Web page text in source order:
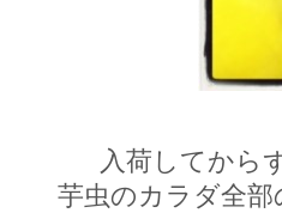
入荷してから
芋虫のカラダ全